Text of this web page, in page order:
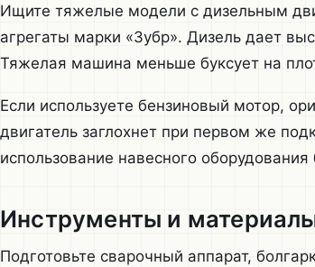
Ищите тяжелые модели с дизельным
агрегаты марки «Зубр». Дизель дает
Тяжелая машина меньше буксует на
Если используете бензиновый мотор,
двигатель заглохнет при первом же
использование навесного
Инструменты и
Подготовьте сварочный аппарат,